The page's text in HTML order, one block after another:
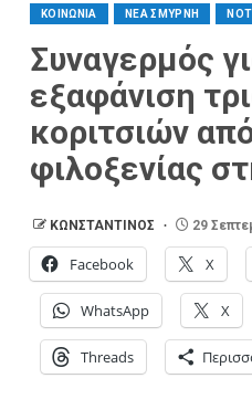
ΚΟΙΝΩΝΙΑ ΝΕΑ ΣΜΥΡΝΗ
Συναγερμός
εξαφάνιση
κοριτσιών
φιλοξενίας
ΚΩΝΣΤΑΝΤΙΝΟΣ 29
Facebook X
WhatsApp X
Threads